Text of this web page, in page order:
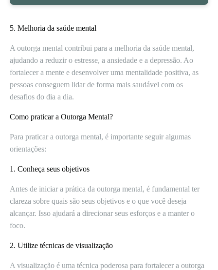
5. Melhoria da saúde mental
A outorga mental contribui para a melhoria da saúde mental,
ajudando a reduzir o estresse, a ansiedade e a depressão. Ao
fortalecer a mente e desenvolver uma mentalidade positiva, as
pessoas conseguem lidar de forma mais saudável com os
desafios do dia a dia.
Como praticar a Outorga Mental?
Para praticar a outorga mental, é importante seguir algumas
orientações:
1. Conheça seus objetivos
Antes de iniciar a prática da outorga mental, é fundamental ter
clareza sobre quais são seus objetivos e o que você deseja
alcançar. Isso ajudará a direcionar seus esforços e a manter o
foco.
2. Utilize técnicas de visualização
A visualização é uma técnica poderosa para fortalecer a outorga